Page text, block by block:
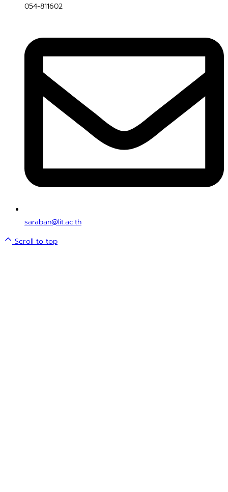
054-811602
saraban@lit.ac.th
Scroll to top